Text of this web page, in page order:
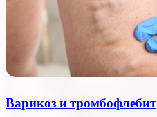
Варикоз и тромбофлебит